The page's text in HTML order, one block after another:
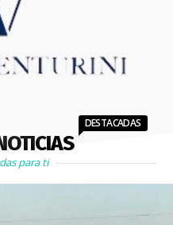
DESTACADAS
para ti